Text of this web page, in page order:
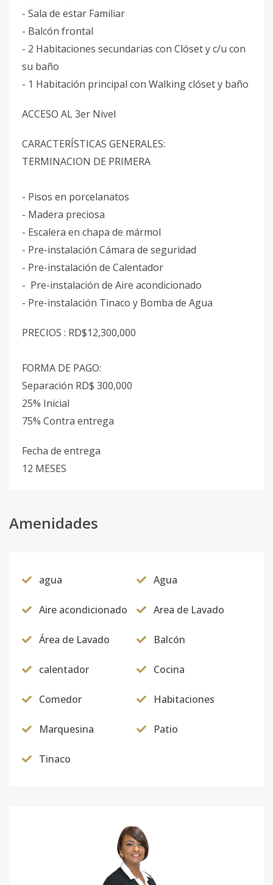
- Sala de estar Familiar
- ⁠Balcón frontal
- ⁠2 Habitaciones secundarias con Clóset y c/u con
su baño
- ⁠1 Habitación principal con Walking clóset y baño
ACCESO AL 3er Nivel
CARACTERÍSTICAS GENERALES:
TERMINACION DE PRIMERA
- Pisos en porcelanatos
- ⁠Madera preciosa
- ⁠Escalera en chapa de mármol
- Pre-instalación Cámara de seguridad
- Pre-instalación de Calentador
- ⁠ Pre-instalación de Aire acondicionado
- ⁠Pre-instalación Tinaco y Bomba de Agua
PRECIOS : RD$12,300,000
FORMA DE PAGO:
Separación RD$ 300,000
25% Inicial
75% Contra entrega
Fecha de entrega
12 MESES
Amenidades
agua Agua
Aire acondicionado Area de Lavado
Área de Lavado Balcón
calentador Cocina
Comedor Habitaciones
Marquesina Patio
Tinaco